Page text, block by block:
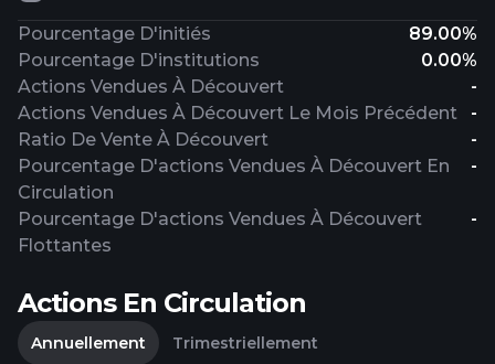
Pourcentage D'initiés
89.00%
Pourcentage D'institutions
0.00%
Actions Vendues À Découvert
-
Actions Vendues À Découvert Le Mois Précédent
-
Ratio De Vente À Découvert
-
Pourcentage D'actions Vendues À Découvert En
Circulation
-
Pourcentage D'actions Vendues À Découvert
Flottantes
-
Actions En Circulation
Annuellement
Trimestriellement